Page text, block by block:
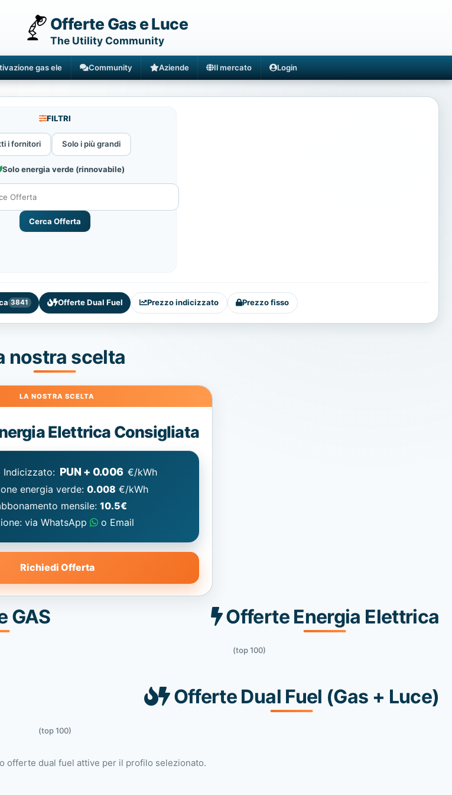
Offerte Gas e Luce
The Utility Community
gas ele Community Aziende Il mercato Login
FILTRI
i fornitori Solo i più grandi
Solo energia verde (rinnovabile)
Cerca Offerta
3841 Offerte Dual Fuel Prezzo indicizzato Prezzo fisso
nostra scelta
Elettrica Consigliata
Indicizzato: PUN + 0.006 €/kWh
energia verde: 0.008 €/kWh
mensile: 10.5€
via WhatsApp
o Email
Richiedi Offerta
GAS Offerte Energia Elettrica
(top 100)
Offerte Dual Fuel (Gas + Luce)
(top 100)
offerte dual fuel attive per il profilo selezionato.